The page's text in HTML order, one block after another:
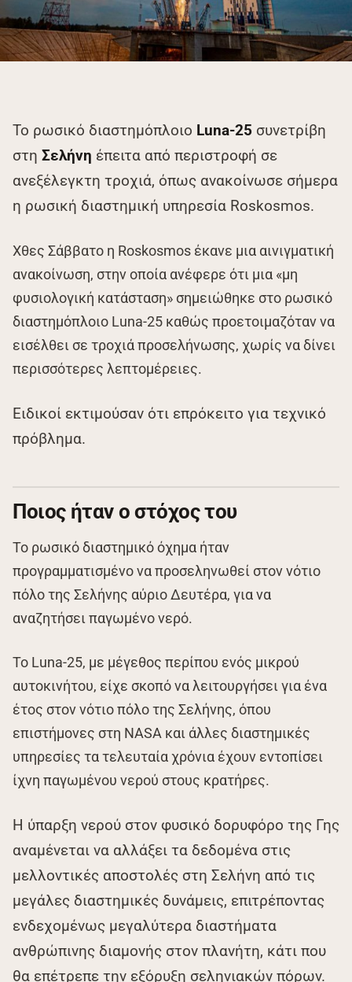
Το ρωσικό διαστημόπλοιο Luna-25 συνετρίβη
στη Σελήνη έπειτα από περιστροφή σε
ανεξέλεγκτη τροχιά, όπως ανακοίνωσε σήμερα
η ρωσική διαστημική υπηρεσία Roskosmos.
Χθες Σάββατο η Roskosmos έκανε μια αινιγματική
ανακοίνωση, στην οποία ανέφερε ότι μια «μη
φυσιολογική κατάσταση» σημειώθηκε στο ρωσικό
διαστημόπλοιο Luna-25 καθώς προετοιμαζόταν να
εισέλθει σε τροχιά πρoσελήνωσης, χωρίς να δίνει
περισσότερες λεπτομέρειες.
Ειδικοί εκτιμούσαν ότι επρόκειτο για τεχνικό
πρόβλημα.
Ποιος ήταν ο στόχος του
Το ρωσικό διαστημικό όχημα ήταν
προγραμματισμένο να προσεληνωθεί στον νότιο
πόλο της Σελήνης αύριο Δευτέρα, για να
αναζητήσει παγωμένο νερό.
Το Luna-25, με μέγεθος περίπου ενός μικρού
αυτοκινήτου, είχε σκοπό να λειτουργήσει για ένα
έτος στον νότιο πόλο της Σελήνης, όπου
επιστήμονες στη NASA και άλλες διαστημικές
υπηρεσίες τα τελευταία χρόνια έχουν εντοπίσει
ίχνη παγωμένου νερού στους κρατήρες.
Η ύπαρξη νερού στον φυσικό δορυφόρο της Γης
αναμένεται να αλλάξει τα δεδομένα στις
μελλοντικές αποστολές στη Σελήνη από τις
μεγάλες διαστημικές δυνάμεις, επιτρέποντας
ενδεχομένως μεγαλύτερα διαστήματα
ανθρώπινης διαμονής στον πλανήτη, κάτι που
θα επέτρεπε την εξόρυξη σεληνιακών πόρων.